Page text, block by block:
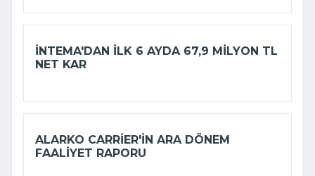
İNTEMA'DAN ILK 6 AYDA 67,9 MILYON TL
NET KAR
ALARKO CARRIER'IN ARA DÖNEM
FAALIYET RAPORU